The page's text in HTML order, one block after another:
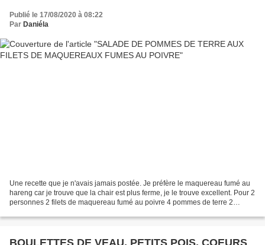
Publié le 17/08/2020 à 08:22
Par Daniéla
Une recette que je n'avais jamais postée. Je préfère le maquereau fumé au
hareng car je trouve que la chair est plus ferme, je le trouve excellent. Pour 2
personnes 2 filets de maquereau fumé au poivre 4 pommes de terre 2
BOULETTES DE VEAU, PETITS POIS, COEURS